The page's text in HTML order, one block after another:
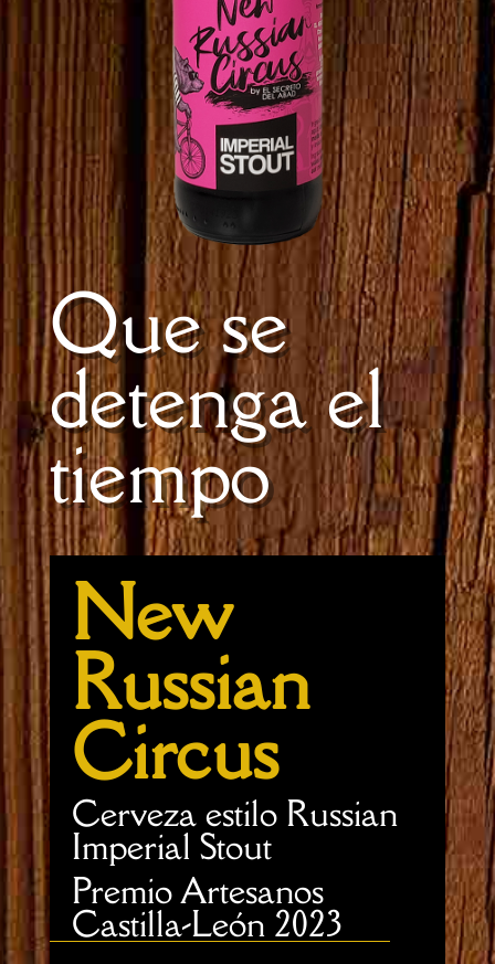
Que se
detenga el
tiempo
New
Russian
Circus
Cerveza estilo Russian
Imperial Stout
Premio Artesanos
Castilla-León 2023